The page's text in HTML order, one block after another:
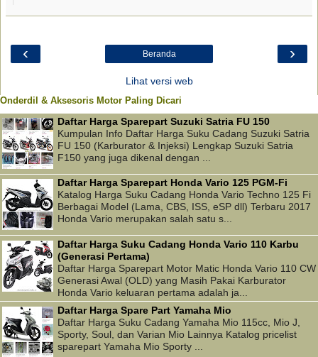
‹ ›
Beranda
Lihat versi web
Onderdil & Aksesoris Motor Paling Dicari
Daftar Harga Sparepart Suzuki Satria FU 150
Kumpulan Info Daftar Harga Suku Cadang Suzuki Satria
FU 150 (Karburator & Injeksi) Lengkap Suzuki Satria
F150 yang juga dikenal dengan ...
Daftar Harga Sparepart Honda Vario 125 PGM-Fi
Katalog Harga Suku Cadang Honda Vario Techno 125 Fi
Berbagai Model (Lama, CBS, ISS, eSP dll) Terbaru 2017
Honda Vario merupakan salah satu s...
Daftar Harga Suku Cadang Honda Vario 110 Karbu
(Generasi Pertama)
Daftar Harga Sparepart Motor Matic Honda Vario 110 CW
Generasi Awal (OLD) yang Masih Pakai Karburator
Honda Vario keluaran pertama adalah ja...
Daftar Harga Spare Part Yamaha Mio
Daftar Harga Suku Cadang Yamaha Mio 115cc, Mio J,
Sporty, Soul, dan Varian Mio Lainnya Katalog pricelist
sparepart Yamaha Mio Sporty ...